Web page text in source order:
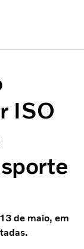
ISO
de maio, em